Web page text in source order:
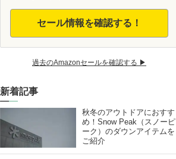
セール情報を確認する！
過去のAmazonセールを確認する ▶︎
新着記事
秋冬のアウトドアにおすす
め！Snow Peak（スノーピ
ーク）のダウンアイテムを
ご紹介